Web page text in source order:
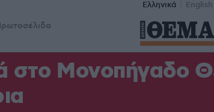
Ελληνικά English
στο Μονοπήγαδο